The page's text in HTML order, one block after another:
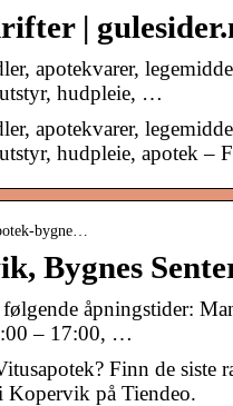
|
apotekvarer,
hudpleie, …
apotekvarer,
hudpleie, apotek –
bygne…
Bygnes
åpningstider:
– 17:00, …
Finn de siste
Kopervik på Tiendeo.